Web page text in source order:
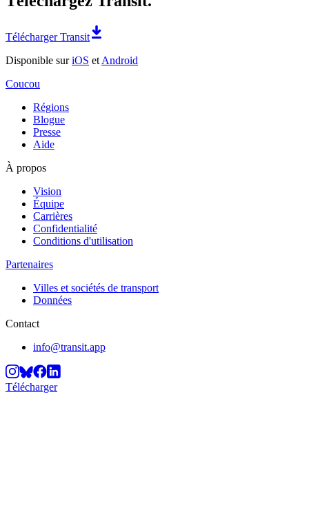
Télécharger Transit
Disponible suriOS et Android
Coucou
Régions
Blogue
Presse
Aide
À propos
Vision
Équipe
Carrières
Confidentialité
Conditions d'utilisation
Partenaires
Villes et sociétés de transport
Données
Contact
info@transit.app
Télécharger